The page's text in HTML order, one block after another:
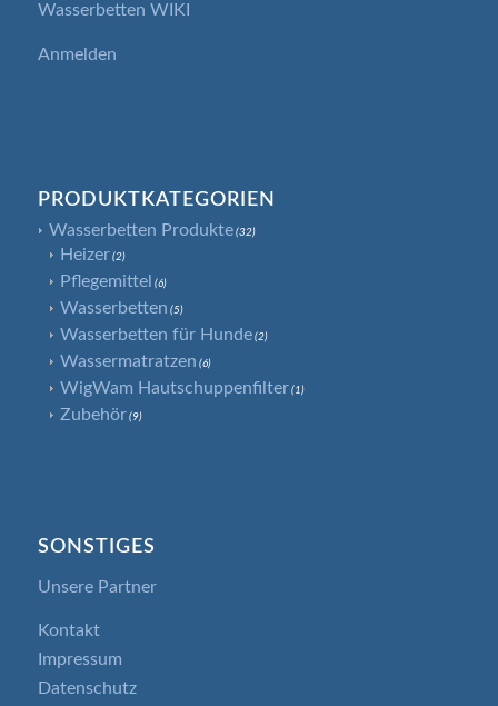
Wasserbetten WIKI
Anmelden
PRODUKTKATEGORIEN
Wasserbetten Produkte (32)
Heizer (2)
Pflegemittel (6)
Wasserbetten (5)
Wasserbetten für Hunde (2)
Wassermatratzen (6)
WigWam Hautschuppenfilter (1)
Zubehör (9)
SONSTIGES
Unsere Partner
Kontakt
Impressum
Datenschutz